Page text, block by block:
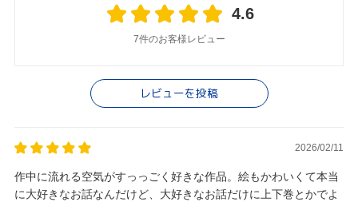
4.6
7件のお客様レビュー
レビューを投稿
2026/02/11
作中に流れる空気がすっっごく好きな作品。絵もかわいくて本当
に大好きなお話なんだけど、大好きなお話だけに上下巻とかでよ